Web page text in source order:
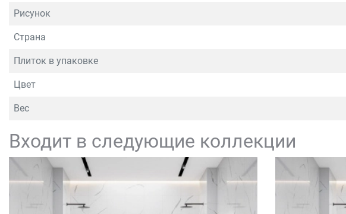
Рисунок
Страна
Плиток в упаковке
Цвет
Вес
Входит в следующие коллекции